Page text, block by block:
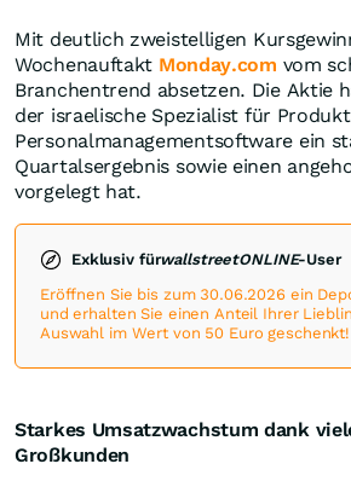
Mit deutlich zweistelligen
Wochenauftakt Monday.com vom
Branchentrend absetzen. Die Aktie
der israelische Spezialist für
Personalmanagementsoftware ein
Quartalsergebnis sowie einen
vorgelegt hat.
Exklusiv fürwallstreetONLINE-User
Eröffnen Sie bis zum 30.06.2026 ein
und erhalten Sie einen Anteil Ihrer
Auswahl im Wert von 50 Euro geschenkt!
Starkes Umsatzwachstum dank
Großkunden